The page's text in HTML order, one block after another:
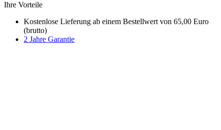
Ihre Vorteile
Kostenlose Lieferung ab einem Bestellwert von 65,00 Euro
(brutto)
2 Jahre Garantie